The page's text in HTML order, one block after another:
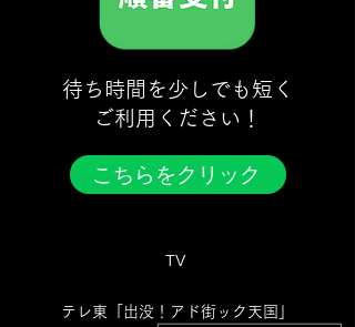
​待ち時間を少しでも短く
ご利用ください！
こちらをクリック
TV
テレ東「出没！アド街ック天国」